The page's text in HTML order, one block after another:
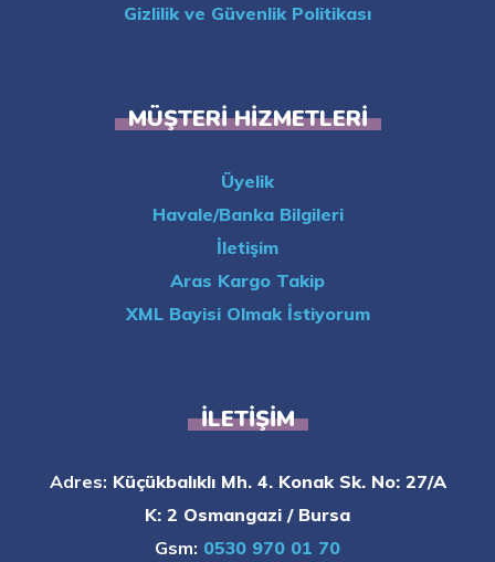
Gizlilik ve Güvenlik Politikası
MÜŞTERI HIZMETLERI
Üyelik
Havale/Banka Bilgileri
İletişim
Aras Kargo Takip
XML Bayisi Olmak İstiyorum
İLETIŞIM
Adres: Küçükbalıklı Mh. 4. Konak Sk. No: 27/A
K: 2 Osmangazi / Bursa
Gsm: 0530 970 01 70